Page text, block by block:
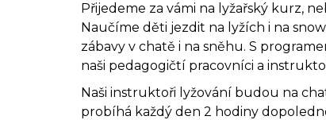
Přijedeme za vámi na lyžařský kurz,
Naučíme děti jezdit na lyžích i na
zábavy v chatě i na sněhu. S
naši pedagogičtí pracovníci a
Naši instruktoři lyžování budou na
probíhá každý den 2 hodiny